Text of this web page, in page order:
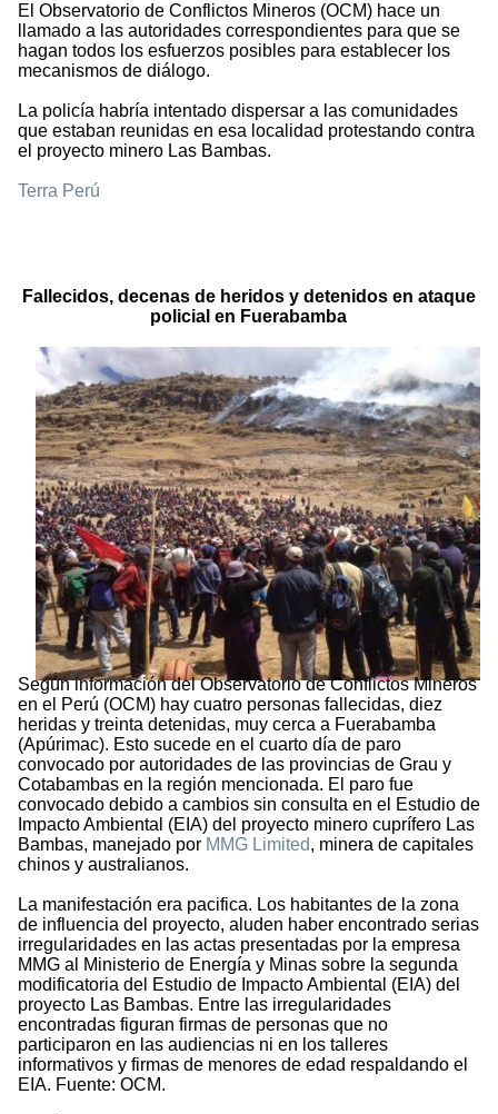
El Observatorio de Conflictos Mineros (OCM) hace un
llamado a las autoridades correspondientes para que se
hagan todos los esfuerzos posibles para establecer los
mecanismos de diálogo.
La policía habría intentado dispersar a las comunidades
que estaban reunidas en esa localidad protestando contra
el proyecto minero Las Bambas.
Terra Perú
Fallecidos, decenas de heridos y detenidos en ataque
policial en Fuerabamba
Según información del Observatorio de Conflictos Mineros
en el Perú (OCM) hay cuatro personas fallecidas, diez
heridas y treinta detenidas, muy cerca a Fuerabamba
(Apúrimac). Esto sucede en el cuarto día de paro
convocado por autoridades de las provincias de Grau y
Cotabambas en la región mencionada. El paro fue
convocado debido a cambios sin consulta en el Estudio de
Impacto Ambiental (EIA) del proyecto minero cuprífero Las
Bambas, manejado por MMG Limited, minera de capitales
chinos y australianos.
La manifestación era pacifica. Los habitantes de la zona
de influencia del proyecto, aluden haber encontrado serias
irregularidades en las actas presentadas por la empresa
MMG al Ministerio de Energía y Minas sobre la segunda
modificatoria del Estudio de Impacto Ambiental (EIA) del
proyecto Las Bambas. Entre las irregularidades
encontradas figuran firmas de personas que no
participaron en las audiencias ni en los talleres
informativos y firmas de menores de edad respaldando el
EIA. Fuente: OCM.